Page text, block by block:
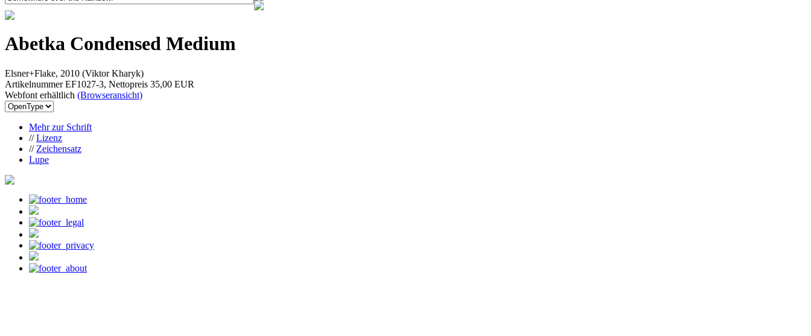
Abetka Condensed Medium
Elsner+Flake, 2010 (Viktor Kharyk)
Artikelnummer EF1027-3, Nettopreis 35,00 EUR
Webfont erhältlich (Browseransicht)
Mehr zur Schrift
//Lizenz
// Zeichensatz
Lupe